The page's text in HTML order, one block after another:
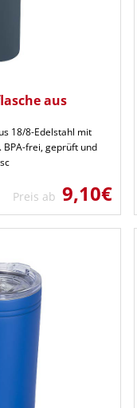
aus
18/8-Edelstahl mit
BPA-frei, geprüft und
Preis ab 9,10€